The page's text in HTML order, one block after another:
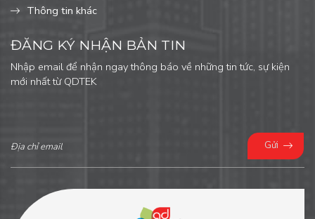
Thông tin khác
ĐĂNG KÝ NHẬN BẢN TIN
Nhập email để nhận ngay thông báo về những tin tức, sự kiện
mới nhất từ QDTEK
Gửi